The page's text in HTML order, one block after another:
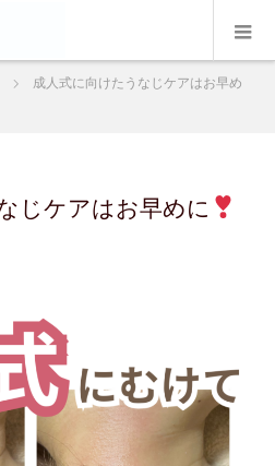
成人式に向けたうなじケアはお早め
じケアはお早めに